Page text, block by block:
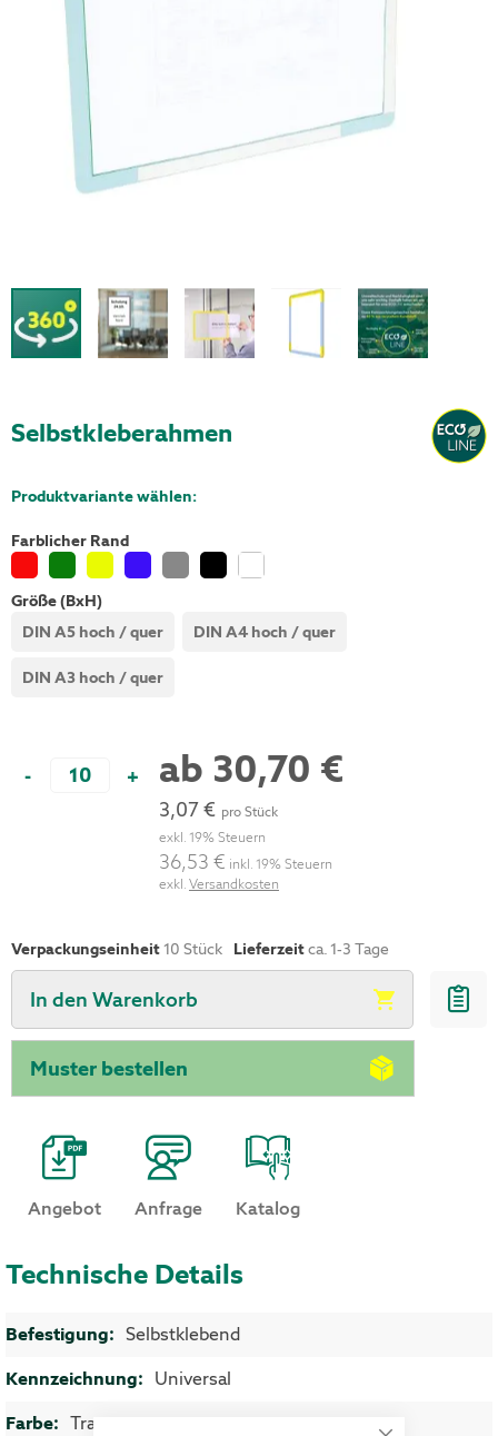
Selbstkleberahmen
Produktvariante wählen:
Farblicher Rand
Größe (BxH)
DIN A5 hoch / quer
DIN A4 hoch / quer
DIN A3 hoch / quer
- + ab 30,70 €
3,07 € pro Stück
exkl. 19% Steuern
36,53 € inkl. 19% Steuern
exkl.Versandkosten
Verpackungseinheit10 Stück Lieferzeitca. 1-3 Tage
In den Warenkorb
Muster bestellen
Angebot Anfrage Katalog
Technische Details
Mehr InformationenSelbstklebend
Universal
Transparent